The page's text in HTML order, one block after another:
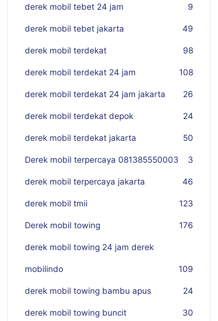
derek mobil tebet 24 jam 9
derek mobil tebet jakarta 49
derek mobil terdekat 98
derek mobil terdekat 24 jam 108
derek mobil terdekat 24 jam jakarta 26
derek mobil terdekat depok 24
derek mobil terdekat jakarta 50
Derek mobil terpercaya 081385550003 3
derek mobil terpercaya jakarta 46
derek mobil tmii 123
Derek mobil towing 176
derek mobil towing 24 jam derek
mobilindo 109
derek mobil towing bambu apus 24
derek mobil towing buncit 30